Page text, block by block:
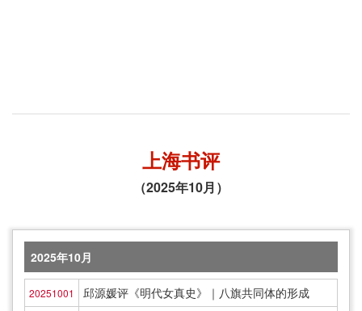
上海书评
（2025年10月）
2025年10月
20251001 邱源媛评《明代女真史》｜八旗共同体的形成